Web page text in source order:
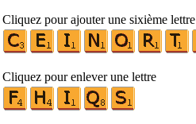
Cliquez pour ajouter une sixième lettre
Cliquez pour enlever une lettre